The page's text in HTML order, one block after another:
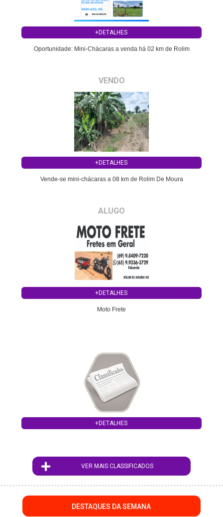
+DETALHES
Oportunidade: Mini-Chácaras a venda há 02 km de Rolim
VENDO
+DETALHES
Vende-se mini-chácaras a 08 km de Rolim De Moura
ALUGO
+DETALHES
Moto Frete
+DETALHES
VER MAIS CLASSIFICADOS
DESTAQUES DA SEMANA